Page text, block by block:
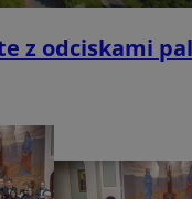
z odciskami